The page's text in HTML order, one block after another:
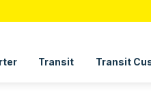
Transit Transit